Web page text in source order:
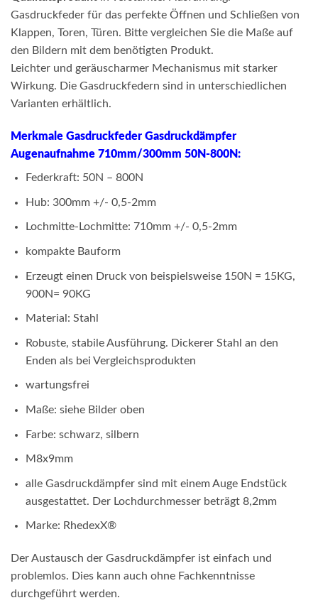
Gasdruckfeder für das perfekte Öffnen und Schließen von
Klappen, Toren, Türen. Bitte vergleichen Sie die Maße auf
den Bildern mit dem benötigten Produkt.
Leichter und geräuscharmer Mechanismus mit starker
Wirkung. Die Gasdruckfedern sind in unterschiedlichen
Varianten erhältlich.
Merkmale Gasdruckfeder Gasdruckdämpfer
Augenaufnahme 710mm/300mm 50N-800N:
Federkraft: 50N – 800N
Hub: 300mm +/- 0,5-2mm
Lochmitte-Lochmitte: 710mm +/- 0,5-2mm
kompakte Bauform
Erzeugt einen Druck von beispielsweise 150N = 15KG,
900N= 90KG
Material: Stahl
Robuste, stabile Ausführung. Dickerer Stahl an den
Enden als bei Vergleichsprodukten
wartungsfrei
Maße: siehe Bilder oben
Farbe: schwarz, silbern
M8x9mm
alle Gasdruckdämpfer sind mit einem Auge Endstück
ausgestattet. Der Lochdurchmesser beträgt 8,2mm
Marke: RhedexX®
Der Austausch der Gasdruckdämpfer ist einfach und
problemlos. Dies kann auch ohne Fachkenntnisse
durchgeführt werden.